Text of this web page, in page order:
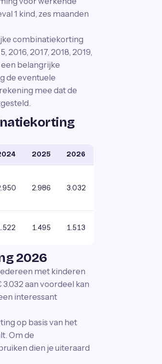
1 kind, zes maanden
combinatiekorting
2017, 2018, 2019,
een belangrijke
de eventuele
mee dat de
2025 2026
2.986 3.032
1.495 1.513
2026
met kinderen
aan voordeel kan
interessant
op basis van het
Om de
dien je uiteraard